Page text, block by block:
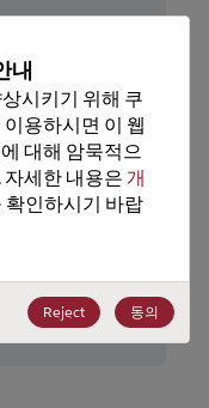
Signal
AFEs
내
시키기 위해 쿠
용하시면 이 웹
대해 암묵적으
세한 내용은 개
확인하시기 바랍
Reject 동의